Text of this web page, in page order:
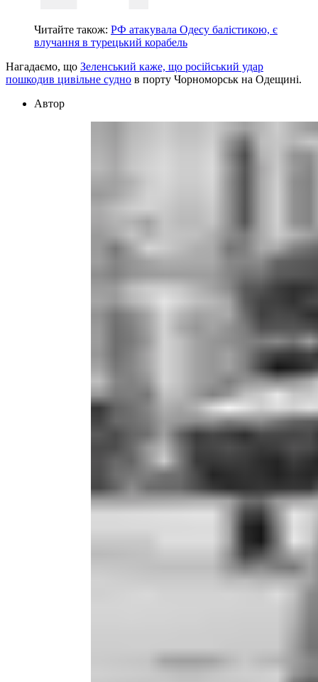
Читайте також: РФ атакувала Одесу балістикою, є
влучання в турецький корабель
Нагадаємо, що Зеленський каже, що російський удар
пошкодив цивільне судно в порту Чорноморськ на Одещині.
Автор